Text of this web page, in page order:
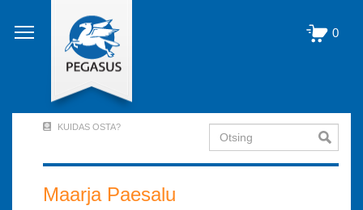
edasi
põhisisu
0
Account
Menu
KUIDAS OSTA? Otsing
Maarja Paesalu